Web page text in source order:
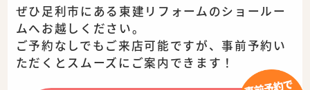
ぜひ足利市にある東建リフォームのショールー
ムへお越しください。
ご予約なしでもご来店可能ですが、事前予約い
ただくとスムーズに ご案内できます！